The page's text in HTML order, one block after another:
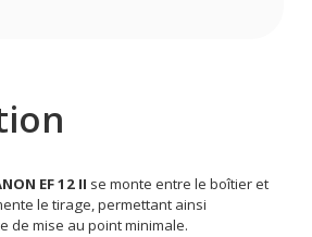
EF 12 II se monte entre le boîtier et
le tirage, permettant ainsi
de mise au point minimale.